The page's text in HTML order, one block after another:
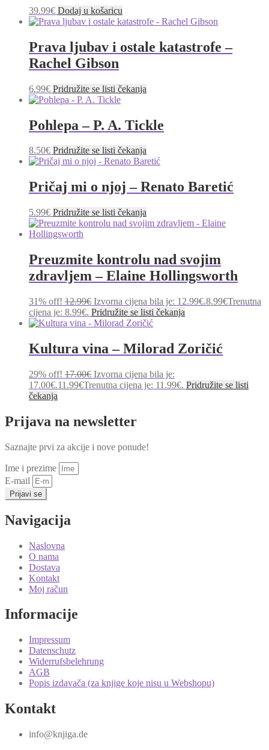
39.99€ Dodaj u košaricu
Prava ljubav i ostale katastrofe –
Rachel Gibson
6.99€ Pridružite se listi čekanja
Pohlepa – P. A. Tickle
8.50€ Pridružite se listi čekanja
Pričaj mi o njoj – Renato Baretić
5.99€ Pridružite se listi čekanja
Preuzmite kontrolu nad svojim
zdravljem – Elaine Hollingsworth
31% off! 12.99€ Izvorna cijena bila je: 12.99€.8.99€Trenutna
cijena je: 8.99€. Pridružite se listi čekanja
Kultura vina – Milorad Zoričić
29% off! 17.00€ Izvorna cijena bila je:
17.00€.11.99€Trenutna cijena je: 11.99€. Pridružite se listi
čekanja
Prijava na newsletter
Saznajte prvi za akcije i nove ponude!
Ime i prezime
E-mail
Prijavi se
Navigacija
Naslovna
O nama
Dostava
Kontakt
Moj račun
Informacije
Impressum
Datenschutz
Widerrufsbelehrung
AGB
Popis izdavača (za knjige koje nisu u Webshopu)
Kontakt
info@knjiga.de